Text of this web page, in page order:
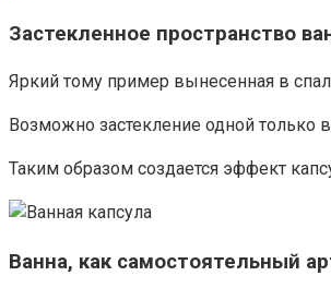
Застекленное пространство
Яркий тому пример вынесенная в
Возможно застекление одной только
Таким образом создается эффект
Ванна, как самостоятельный